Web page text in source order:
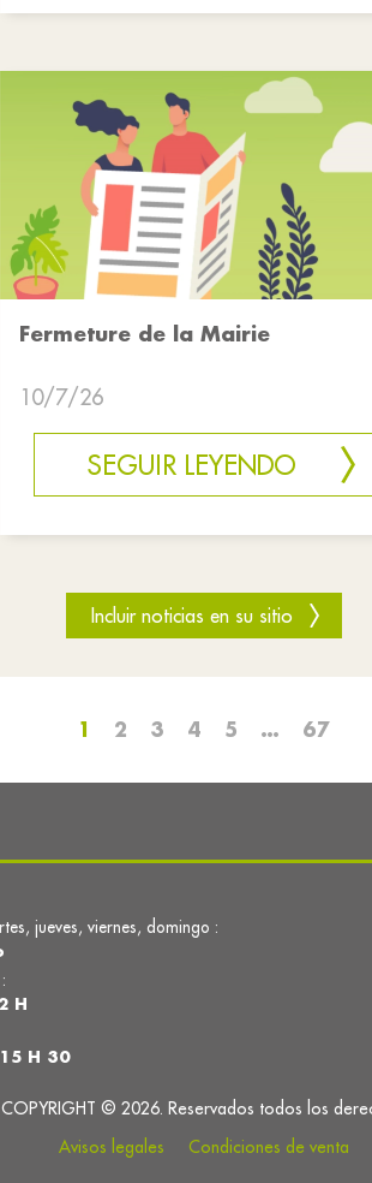
Fermeture de la Mairie
10/7/26
SEGUIR LEYENDO
Incluir noticias en su sitio
1 2 3 4 5 … 67
jueves, viernes, domingo :
H
H 30
COPYRIGHT © 2026. Reservados todos los
Avisos legales
Condiciones de venta